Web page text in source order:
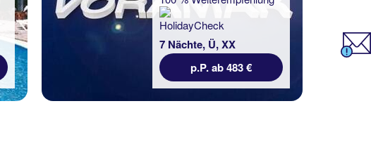
7 Nächte, Ü, XX
p.P. ab 483 €